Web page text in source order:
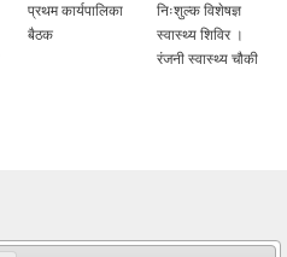
प्रथम कार्यपालिका
बैठक
निःशुल्क विशेषज्ञ
स्वास्थ्य शिविर ।
रंजनी स्वास्थ्य चौकी